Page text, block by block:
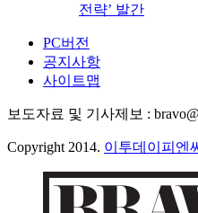
전략’ 발간
PC버전
공지사항
사이트맵
보도자료 및 기사제보 :
Copyright 2014. 이투데이피엔